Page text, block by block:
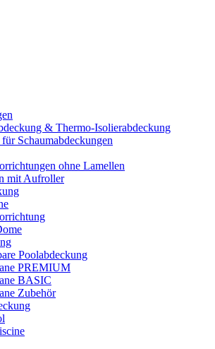
& Thermo-Isolierabdeckung
Schaumabdeckungen
ohne Lamellen
mit Aufroller
Poolabdeckung
PREMIUM
BASIC
Zubehör